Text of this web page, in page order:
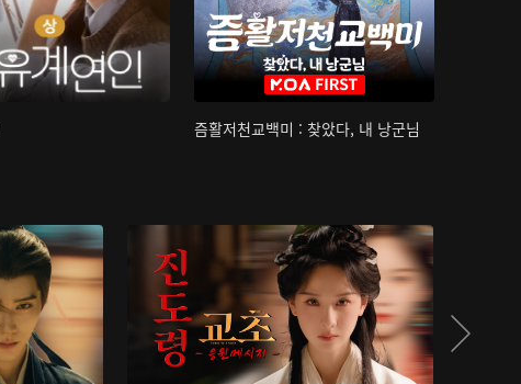
즘활저천교백미 : 찾았다, 내 낭군님